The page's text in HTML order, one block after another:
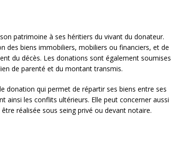
patrimoine à ses héritiers du vivant du donateur.
des biens immobiliers, mobiliers ou financiers, et de
du décès. Les donations sont également soumises
de parenté et du montant transmis.
donation qui permet de répartir ses biens entre ses
ainsi les conflits ultérieurs. Elle peut concerner aussi
réalisée sous seing privé ou devant notaire.